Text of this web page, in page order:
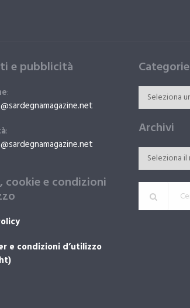
e pubblicità
:
:
cookie e condizioni
e condizioni d’utilizzo
Categorie
Archivi